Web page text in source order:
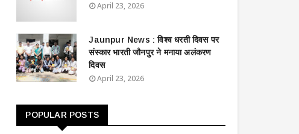
April 23, 2026
Jaunpur News : विश्व धरती दिवस पर
संस्कार भारती जौनपुर ने मनाया अलंकरण
दिवस
April 23, 2026
POPULAR POSTS